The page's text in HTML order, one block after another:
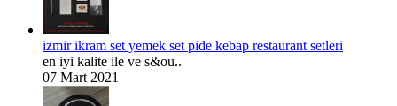
izmir ikram set yemek set pide kebap restaurant setleri
en iyi kalite ile ve s&ou..
07 Mart 2021